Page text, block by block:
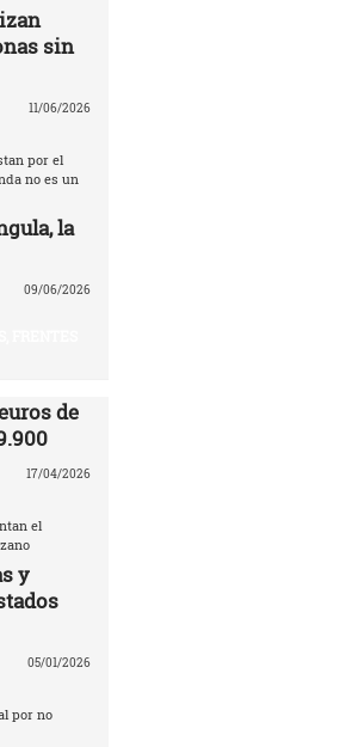
sin
11/06/2026
por el
no es un
la
09/06/2026
de
17/04/2026
el
y
05/01/2026
por no